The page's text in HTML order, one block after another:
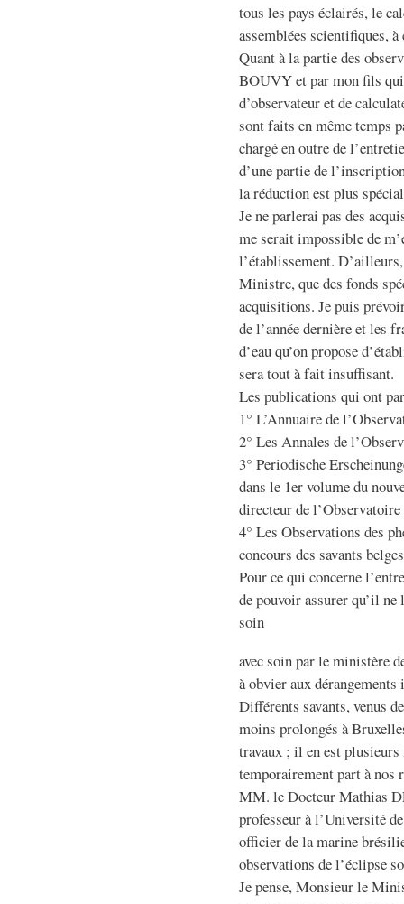
tous les pays éclairés, le
assemblées scientifiques,
Quant à la partie des
BOUVY et par mon fils
d’observateur et de
sont faits en même temps
chargé en outre de
d’une partie de
la réduction est plus
Je ne parlerai pas des
me serait impossible de
l’établissement.
Ministre, que des fonds
acquisitions. Je puis
de l’année dernière et les
d’eau qu’on propose
sera tout à fait insuffisant.
Les publications qui ont
1° L’Annuaire de
2° Les Annales de
3° Periodische
dans le 1er volume du
directeur de l’Observatoire
4° Les Observations des
concours des savants
Pour ce qui concerne
de pouvoir assurer qu’il
soin
avec soin par le ministère
à obvier aux
Différents savants, venus
moins prolongés à
travaux ; il en est
temporairement part à nos
MM. le Docteur Mathias
professeur à l’Université
officier de la marine
observations de l’éclipse
Je pense, Monsieur le